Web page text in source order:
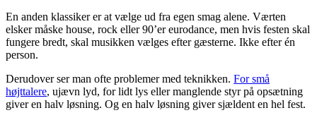
En anden klassiker er at vælge ud fra egen smag alene. Værten
elsker måske house, rock eller 90’er eurodance, men hvis festen skal
fungere bredt, skal musikken vælges efter gæsterne. Ikke efter én
person.
Derudover ser man ofte problemer med teknikken. For små
højttalere, ujævn lyd, for lidt lys eller manglende styr på opsætning
giver en halv løsning. Og en halv løsning giver sjældent en hel fest.